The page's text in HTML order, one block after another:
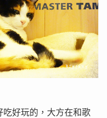
好玩的，大方在和歌